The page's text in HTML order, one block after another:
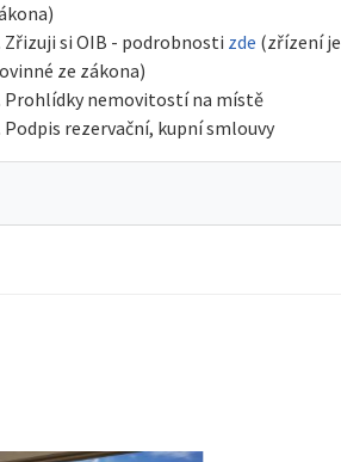
Zřizuji si OIB - podrobnosti zde (zřízení je
ze zákona)
Prohlídky nemovitostí na místě
Podpis rezervační, kupní smlouvy